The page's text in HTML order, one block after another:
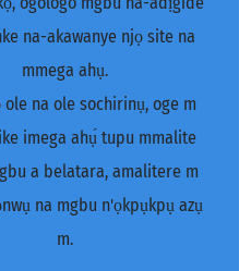
na-akawanye njọ site na
mmega ahụ.
ole na ole sochirinụ, oge m
imega ahụ́ tupu mmalite
a belatara, amalitere m
na mgbu n'ọkpụkpụ azụ
m.